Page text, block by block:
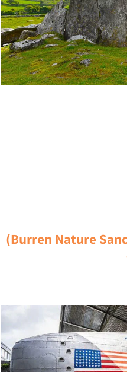
שמורת הטבע בורן (Burren Nature Sanctuary)